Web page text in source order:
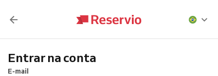
Entrar na conta
E-mail